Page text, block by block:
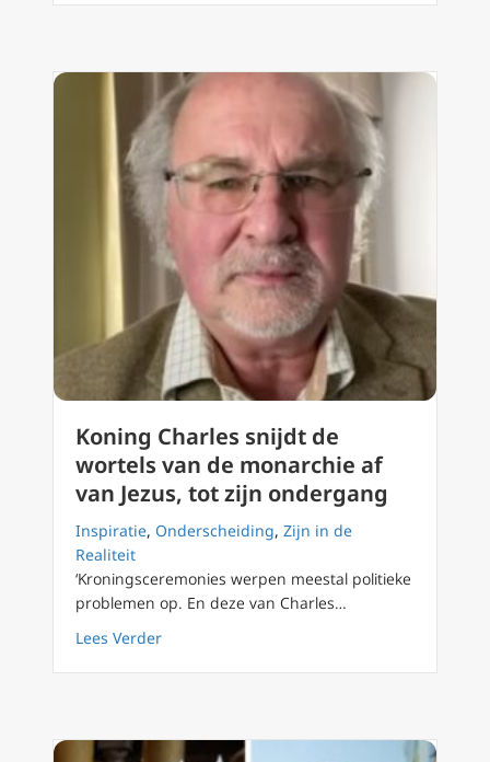
Koning Charles snijdt de
wortels van de monarchie af
van Jezus, tot zijn ondergang
Inspiratie, Onderscheiding, Zijn in de
Realiteit
‘Kroningsceremonies werpen meestal politieke
problemen op. En deze van Charles…
Lees Verderabout Koning Charles snijdt de wortels van